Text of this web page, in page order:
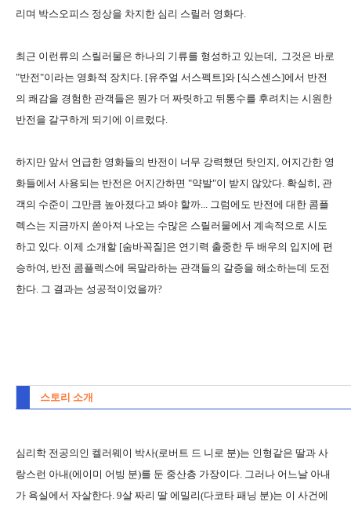
리며 박스오피스 정상을 차지한 심리 스릴러 영화다.
최근 이런류의 스릴러물은 하나의 기류를 형성하고 있는데, 그것은 바로
"반전"이라는 영화적 장치다. [유주얼 서스펙트]와 [식스센스]에서 반전
의 쾌감을 경험한 관객들은 뭔가 더 짜릿하고 뒤통수를 후려치는 시원한
반전을 갈구하게 되기에 이르렀다.
하지만 앞서 언급한 영화들의 반전이 너무 강력했던 탓인지, 어지간한 영
화들에서 사용되는 반전은 어지간하면 "약발"이 받지 않았다. 확실히, 관
객의 수준이 그만큼 높아졌다고 봐야 할까... 그럼에도 반전에 대한 콤플
렉스는 지금까지 쏟아져 나오는 수많은 스릴러물에서 계속적으로 시도
하고 있다. 이제 소개할 [숨바꼭질]은 연기력 출중한 두 배우의 입지에 편
승하여, 반전 콤플렉스에 목말라하는 관객들의 갈증을 해소하는데 도전
한다. 그 결과는 성공적이었을까?
스토리 소개
심리학 전공의인 켈러웨이 박사(로버트 드 니로 분)는 인형같은 딸과 사
랑스런 아내(에이미 어빙 분)를 둔 중산층 가장이다. 그러나 어느날 아내
가 욕실에서 자살한다. 9살 짜리 딸 에밀리(다코타 패닝 분)는 이 사건에